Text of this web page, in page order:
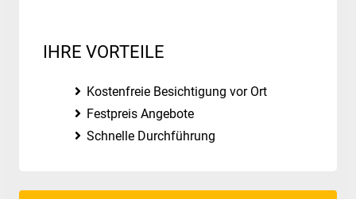
IHRE VORTEILE
Kostenfreie Besichtigung vor Ort
Festpreis Angebote
Schnelle Durchführung